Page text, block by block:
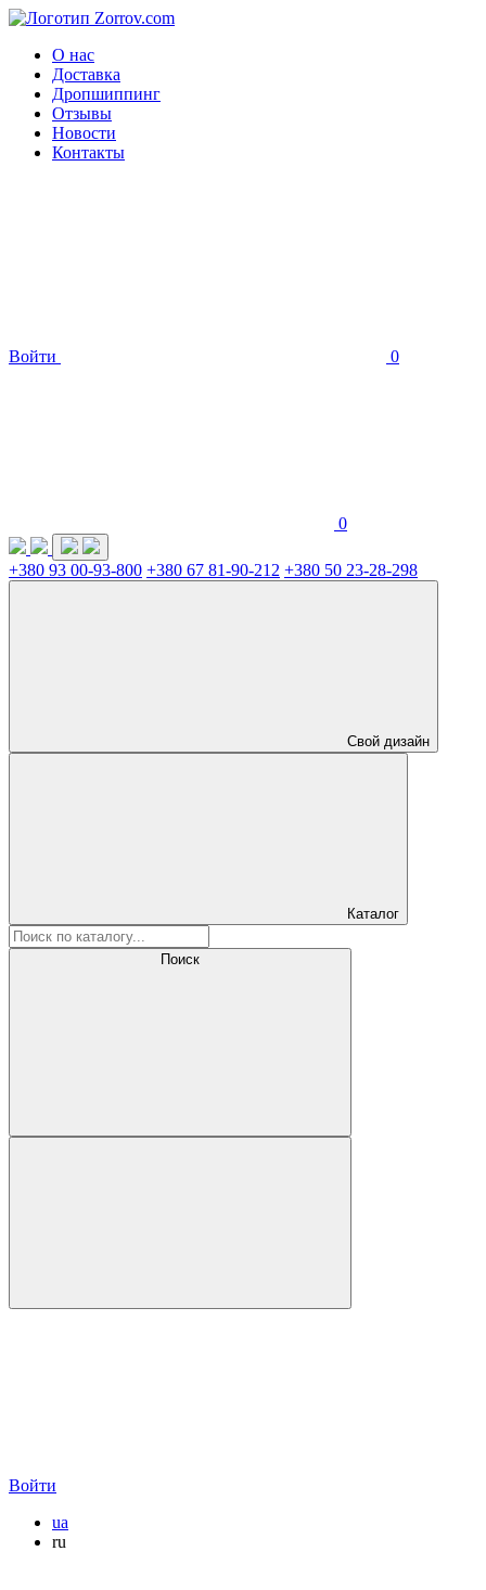
О нас
Доставка
Дропшиппинг
Отзывы
Новости
Контакты
Войти 0
0
+380 93 00-93-800 +380 67 81-90-212 +380 50 23-28-298
Свой дизайн
Каталог
Поиск
Войти
ua
ru